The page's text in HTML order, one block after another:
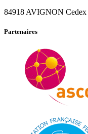
84918 AVIGNON Cedex
Partenaires